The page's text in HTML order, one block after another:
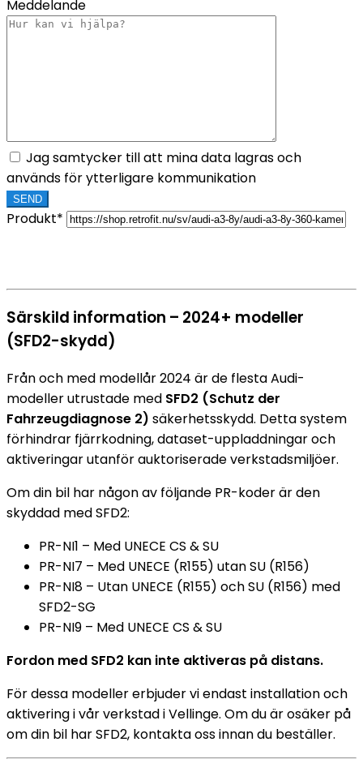
Meddelande
Jag samtycker till att mina data lagras och
används för ytterligare kommunikation
Produkt*
Särskild information – 2024+ modeller
(SFD2-skydd)
Från och med modellår 2024 är de flesta Audi-
modeller utrustade med SFD2 (Schutz der
Fahrzeugdiagnose 2) säkerhetsskydd. Detta system
förhindrar fjärrkodning, dataset-uppladdningar och
aktiveringar utanför auktoriserade verkstadsmiljöer.
Om din bil har någon av följande PR-koder är den
skyddad med SFD2:
PR-NI1 – Med UNECE CS & SU
PR-NI7 – Med UNECE (R155) utan SU (R156)
PR-NI8 – Utan UNECE (R155) och SU (R156) med
SFD2-SG
PR-NI9 – Med UNECE CS & SU
Fordon med SFD2 kan inte aktiveras på distans.
För dessa modeller erbjuder vi endast installation och
aktivering i vår verkstad i Vellinge. Om du är osäker på
om din bil har SFD2, kontakta oss innan du beställer.